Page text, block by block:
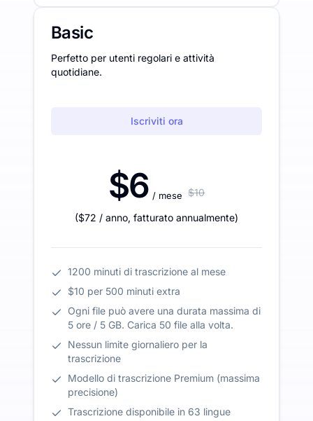
Basic
Perfetto per utenti regolari e attività
quotidiane.
Iscriviti ora
$6 / mese $10
($72 / anno, fatturato annualmente)
1200 minuti di trascrizione al mese
$10 per 500 minuti extra
Ogni file può avere una durata massima di
5 ore / 5 GB. Carica 50 file alla volta.
Nessun limite giornaliero per la
trascrizione
Modello di trascrizione Premium (massima
precisione)
Trascrizione disponibile in 63 lingue